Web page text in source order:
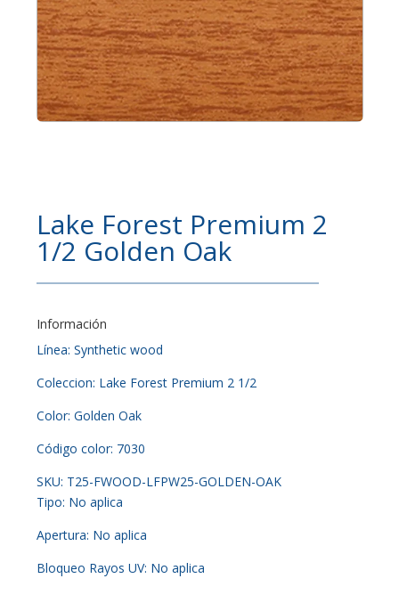
Lake Forest Premium 2
1/2 Golden Oak
Información
Línea: Synthetic wood
Coleccion: Lake Forest Premium 2 1/2
Color: Golden Oak
Código color: 7030
SKU: T25-FWOOD-LFPW25-GOLDEN-OAK
Tipo: No aplica
Apertura: No aplica
Bloqueo Rayos UV: No aplica